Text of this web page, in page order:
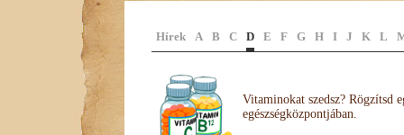
Hírek A B C D E F G H I J K L
Vitaminokat szedsz? Rögzítsd
egészségközpontjában.